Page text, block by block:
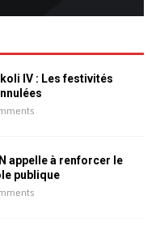
IV : Les festivités
appelle à renforcer le
publique